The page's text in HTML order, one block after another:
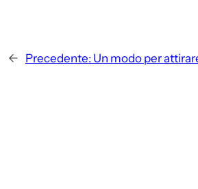
← Precedente: Un modo per